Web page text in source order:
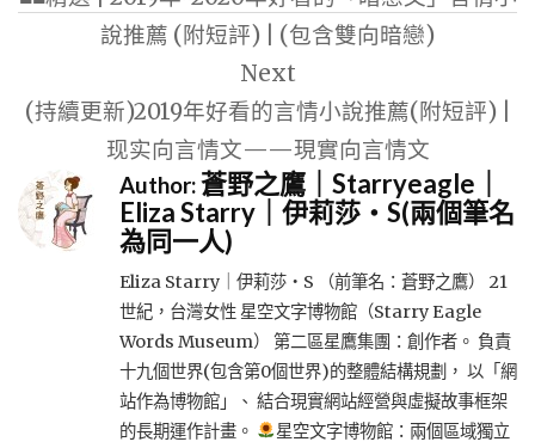
導
說推薦 (附短評) | (包含雙向暗戀)
Next
(持續更新)2019年好看的言情小說推薦(附短評) |
现实向言情文——現實向言情文
Author:蒼野之鷹｜Starryeagle｜
Eliza Starry｜伊莉莎・S(兩個筆名
為同一人)
Eliza Starry｜伊莉莎・S （前筆名：蒼野之鷹） 21
世紀，台灣女性 星空文字博物館（Starry Eagle
Words Museum） 第二區星鷹集團：創作者。 負責
十九個世界(包含第0個世界)的整體結構規劃， 以「網
站作為博物館」、 結合現實網站經營與虛擬故事框架
的長期運作計畫。
星空文字博物館：兩個區域獨立